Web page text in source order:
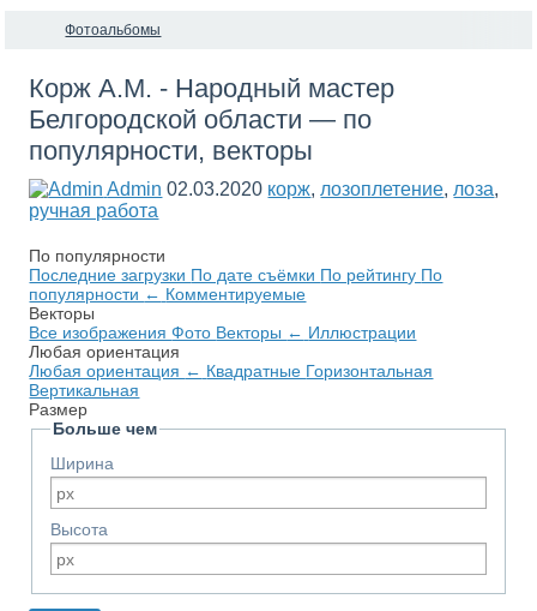
Фотоальбомы
Корж А.М. - Народный мастер
Белгородской области — по
популярности, векторы
Admin 02.03.2020 корж, лозоплетение, лоза,
ручная работа
По популярности
Последние загрузки По дате съёмки По рейтингу По
популярности ← Комментируемые
Векторы
Все изображенияФото Векторы ← Иллюстрации
Любая ориентация
Любая ориентация ← Квадратные Горизонтальная
Вертикальная
Размер
Больше чем
Ширина
Высота